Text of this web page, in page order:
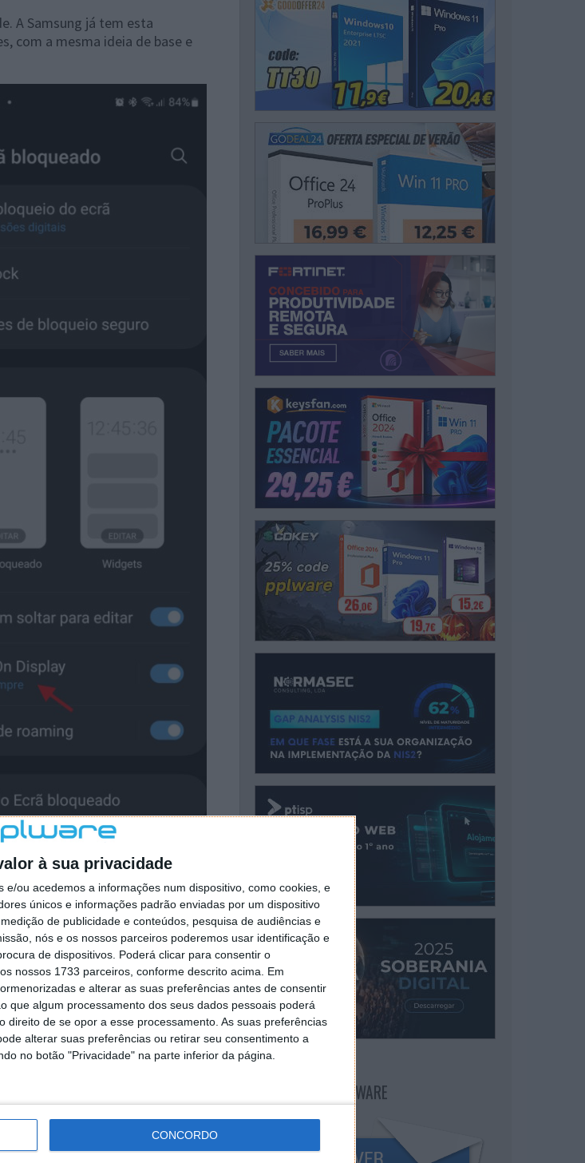
à sua privacidade
e/ou acedemos a informações num dispositivo, como cookies, e
únicos e informações padrão enviadas por um dispositivo
de publicidade e conteúdos, pesquisa de audiências e
nós e os nossos parceiros poderemos usar identificação e
de dispositivos. Poderá clicar para consentir o
nossos 1733 parceiros, conforme descrito acima. Em
e alterar as suas preferências antes de consentir
que algum processamento dos seus dados pessoais poderá
direito de se opor a esse processamento. As suas preferências
alterar suas preferências ou retirar seu consentimento a
no botão "Privacidade" na parte inferior da página.
CONCORDO
A Samsung já tem esta
com a mesma ideia de base e
muito simples para os
as Definições do smartphone
ao ecrã.
Este poderá não estar
área. De seguida, devem
paisagem.
NEWSLETTER PPLWARE